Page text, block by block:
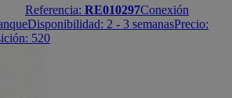
Referencia: RE010297Conexión
Disponibilidad: 2 - 3 semanasPrecio:
520